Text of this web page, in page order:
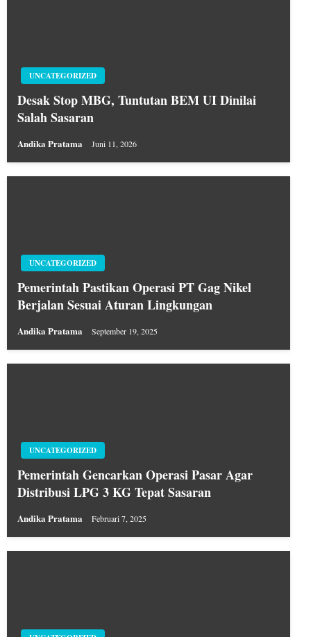
UNCATEGORIZED
Desak Stop MBG, Tuntutan BEM UI Dinilai
Salah Sasaran
Andika Pratama Juni 11, 2026
UNCATEGORIZED
Pemerintah Pastikan Operasi PT Gag Nikel
Berjalan Sesuai Aturan Lingkungan
Andika Pratama September 19, 2025
UNCATEGORIZED
Pemerintah Gencarkan Operasi Pasar Agar
Distribusi LPG 3 KG Tepat Sasaran
Andika Pratama Februari 7, 2025